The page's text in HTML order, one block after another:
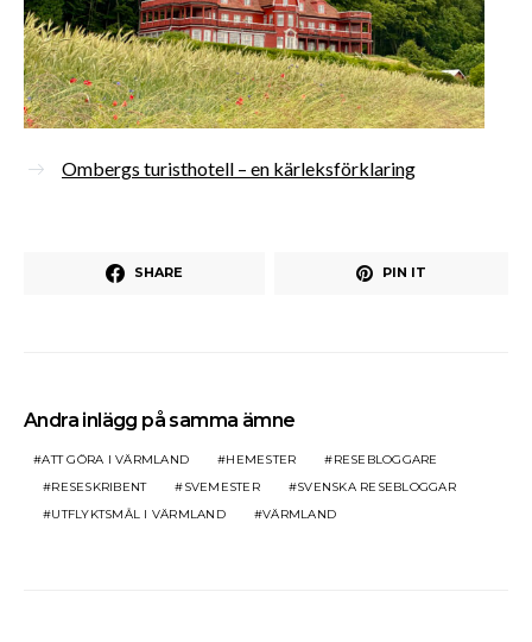
Ombergs turisthotell – en kärleksförklaring
SHARE PIN IT
Andra inlägg på samma ämne
ATT GÖRA I VÄRMLAND HEMESTER
RESEBLOGGARE
RESESKRIBENT
SVEMESTER
SVENSKA RESEBLOGGAR
UTFLYKTSMÅL I VÄRMLAND
VÄRMLAND